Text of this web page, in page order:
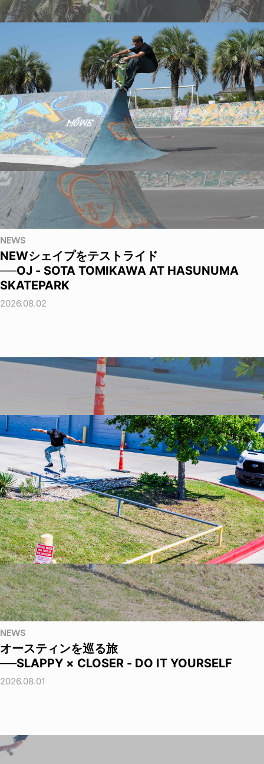
NEWS
NEWシェイプをテストライド
──OJ - SOTA TOMIKAWA AT HASUNUMA
SKATEPARK
2026.08.02
NEWS
オースティンを巡る旅
──SLAPPY × CLOSER - DO IT YOURSELF
2026.08.01